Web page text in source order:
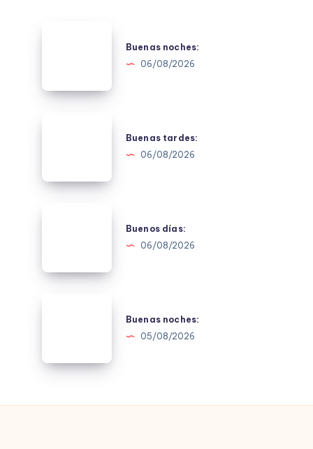
Buenas noches:
06/08/2026
Buenas tardes:
06/08/2026
Buenos días:
06/08/2026
Buenas noches:
05/08/2026